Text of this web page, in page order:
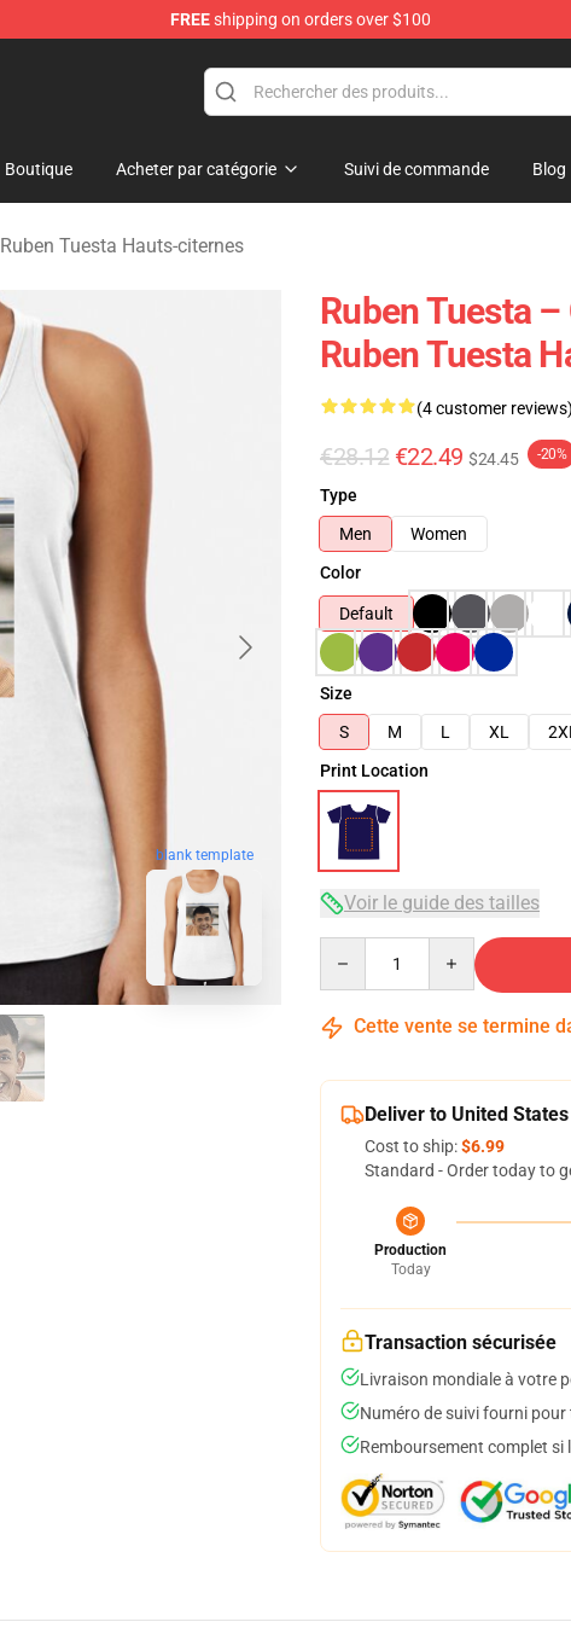
FREEshipping on orders over $100
Boutique Acheter par catégorie Suivi de commande Blog
Ruben Tuesta Hauts-citernes
blank template
Ruben Tuesta
Ruben Tuesta
(4 customer reviews)
€28.12 €22.49 $24.45 -20%
Type
Men
Women
Color
Default
Size
S
M L XL 2XL
Print Location
Voir le guide des tailles
Cette vente se termine
Deliver to United States
Cost to ship:$6.99
Standard - Order today to
Production
Today
Transaction sécurisée
Livraison mondiale à votre
Numéro de suivi fourni pour
Remboursement complet si